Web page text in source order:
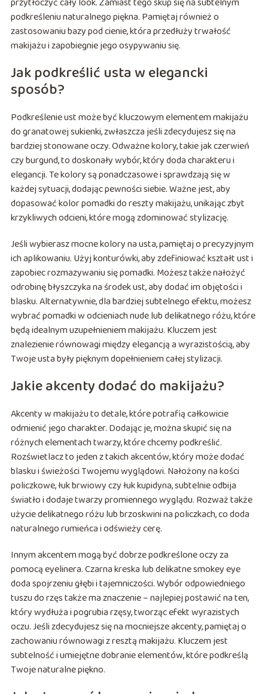
podkreśleniu naturalnego piękna. Pamiętaj również o
zastosowaniu bazy pod cienie, która przedłuży trwałość
makijażu i zapobiegnie jego osypywaniu się.
Jak podkreślić usta w elegancki
sposób?
Podkreślenie ust może być kluczowym elementem makijażu
do granatowej sukienki, zwłaszcza jeśli zdecydujesz się na
bardziej stonowane oczy. Odważne kolory, takie jak czerwień
czy burgund, to doskonały wybór, który doda charakteru i
elegancji. Te kolory są ponadczasowe i sprawdzają się w
każdej sytuacji, dodając pewności siebie. Ważne jest, aby
dopasować kolor pomadki do reszty makijażu, unikając zbyt
krzykliwych odcieni, które mogą zdominować stylizację.
Jeśli wybierasz mocne kolory na usta, pamiętaj o precyzyjnym
ich aplikowaniu. Użyj konturówki, aby zdefiniować kształt ust i
zapobiec rozmazywaniu się pomadki. Możesz także nałożyć
odrobinę błyszczyka na środek ust, aby dodać im objętości i
blasku. Alternatywnie, dla bardziej subtelnego efektu, możesz
wybrać pomadki w odcieniach nude lub delikatnego różu, które
będą idealnym uzupełnieniem makijażu. Kluczem jest
znalezienie równowagi między elegancją a wyrazistością, aby
Twoje usta były pięknym dopełnieniem całej stylizacji.
Jakie akcenty dodać do makijażu?
Akcenty w makijażu to detale, które potrafią całkowicie
odmienić jego charakter. Dodając je, można skupić się na
różnych elementach twarzy, które chcemy podkreślić.
Rozświetlacz to jeden z takich akcentów, który może dodać
blasku i świeżości Twojemu wyglądowi. Nałożony na kości
policzkowe, łuk brwiowy czy łuk kupidyna, subtelnie odbija
światło i dodaje twarzy promiennego wyglądu. Rozważ także
użycie delikatnego różu lub brzoskwini na policzkach, co doda
naturalnego rumieńca i odświeży cerę.
Innym akcentem mogą być dobrze podkreślone oczy za
pomocą eyelinera. Czarna kreska lub delikatne smokey eye
doda spojrzeniu głębi i tajemniczości. Wybór odpowiedniego
tuszu do rzęs także ma znaczenie – najlepiej postawić na ten,
który wydłuża i pogrubia rzęsy, tworząc efekt wyrazistych
oczu. Jeśli zdecydujesz się na mocniejsze akcenty, pamiętaj o
zachowaniu równowagi z resztą makijażu. Kluczem jest
subtelność i umiejętne dobranie elementów, które podkreślą
Twoje naturalne piękno.